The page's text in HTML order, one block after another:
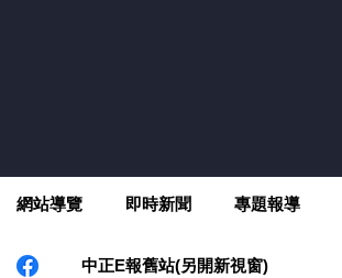
區
網站導覽
即時新聞 專題報導
中正E報舊站(另開新視窗)